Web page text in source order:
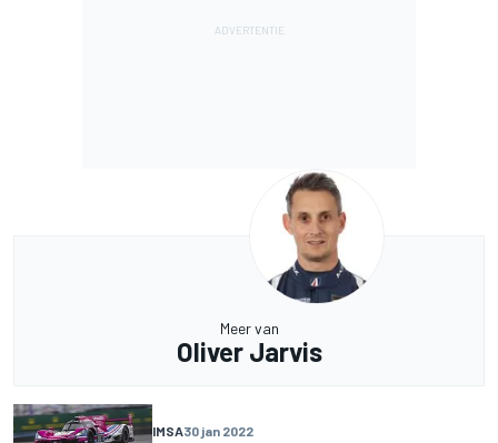
Meer van
Oliver Jarvis
IMSA30 jan 2022